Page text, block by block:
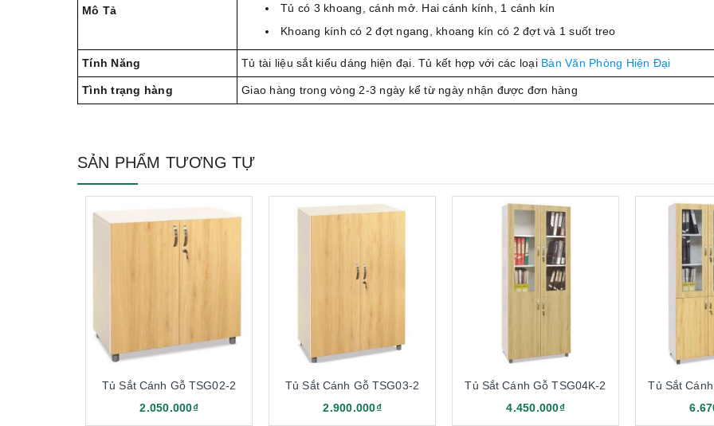
Mô Tả
Tủ có 3 khoang, cánh mở. Hai cánh kính, 1 cánh kín
Khoang kính có 2 đợt ngang, khoang kín có 2 đợt và 1 suốt treo
Tính Năng Tủ tài liệu sắt kiểu dáng hiện đại. Tủ kết hợp với các loại Bàn Văn Phòng Hiện Đại
Tình trạng hàng Giao hàng trong vòng 2-3 ngày kể từ ngày nhận được đơn hàng
SẢN PHẨM TƯƠNG TỰ
Tủ Sắt Cánh Gỗ TSG02-2
2.050.000₫
Tủ Sắt Cánh Gỗ TSG03-2
2.900.000₫
Tủ Sắt Cánh Gỗ TSG04K-2
4.450.000₫
Tủ Sắt